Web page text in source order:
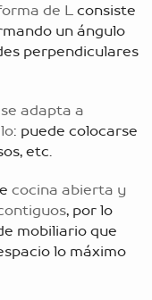
de Lconsiste
un ángulo
perpendiculares
se adapta a
: puede colocarse
etc.
cocina abierta y
, por lo
mobiliario que
lo máximo